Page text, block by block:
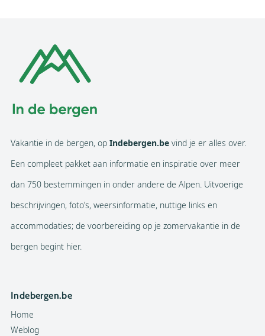
Vakantie in de bergen, op Indebergen.be vind je er alles over.
Een compleet pakket aan informatie en inspiratie over meer
dan 750 bestemmingen in onder andere de Alpen. Uitvoerige
beschrijvingen, foto’s, weersinformatie, nuttige links en
accommodaties; de voorbereiding op je zomervakantie in de
bergen begint hier.
Indebergen.be
Home
Weblog